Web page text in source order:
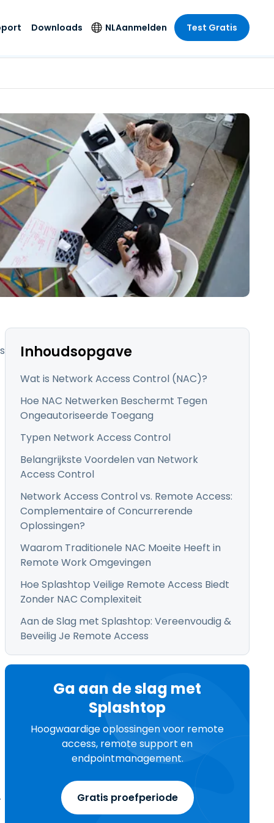
en
On-
Endpointdetectie en
-respons
Foxpass Wifi Access
& Control
Zero Trust Secure
Workspace
Shield (Anti-
oplichting)
Alle producten
Publieke
& Design
& Accounting
sectoren
bedrijfstakken
Downloads NL
Deutsch
Español
Français
Italiano
Nederlands
Português
简体中文
繁體中文
日本語
ภาษาไทย
Aanmelden Test Gratis
Inhoudsopgave
Wat is Network Access Control (NAC)?
Hoe NAC Netwerken Beschermt Tegen
Ongeautoriseerde Toegang
Typen Network Access Control
Belangrijkste Voordelen van Network
Access Control
Network Access Control vs. Remote Access:
Complementaire of Concurrerende
Oplossingen?
Waarom Traditionele NAC Moeite Heeft in
Remote Work Omgevingen
Hoe Splashtop Veilige Remote Access Biedt
Zonder NAC Complexiteit
Aan de Slag met Splashtop: Vereenvoudig &
Beveilig Je Remote Access
Ga aan de slag met
Splashtop
Hoogwaardige oplossingen voor remote
access, remote support en
endpointmanagement.
Gratis proefperiode